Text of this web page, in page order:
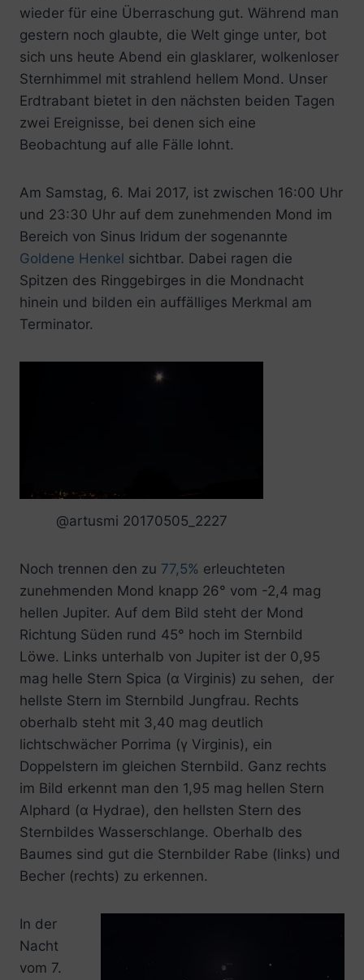
wieder für eine Überraschung gut. Während man
gestern noch glaubte, die Welt ginge unter, bot
sich uns heute Abend ein glasklarer, wolkenloser
Sternhimmel mit strahlend hellem Mond. Unser
Erdtrabant bietet in den nächsten beiden Tagen
zwei Ereignisse, bei denen sich eine
Beobachtung auf alle Fälle lohnt.
Am Samstag, 6. Mai 2017, ist zwischen 16:00 Uhr
und 23:30 Uhr auf dem zunehmenden Mond im
Bereich von Sinus Iridum der sogenannte
Goldene Henkel sichtbar. Dabei ragen die
Spitzen des Ringgebirges in die Mondnacht
hinein und bilden ein auffälliges Merkmal am
Terminator.
@artusmi 20170505_2227
Noch trennen den zu 77,5% erleuchteten
zunehmenden Mond knapp 26° vom -2,4 mag
hellen Jupiter. Auf dem Bild steht der Mond
Richtung Süden rund 45° hoch im Sternbild
Löwe. Links unterhalb von Jupiter ist der 0,95
mag helle Stern Spica (α Virginis) zu sehen, der
hellste Stern im Sternbild Jungfrau. Rechts
oberhalb steht mit 3,40 mag deutlich
lichtschwächer Porrima (γ Virginis), ein
Doppelstern im gleichen Sternbild. Ganz rechts
im Bild erkennt man den 1,95 mag hellen Stern
Alphard (α Hydrae), den hellsten Stern des
Sternbildes Wasserschlange. Oberhalb des
Baumes sind gut die Sternbilder Rabe (links) und
Becher (rechts) zu erkennen.
In der
Nacht
vom 7.